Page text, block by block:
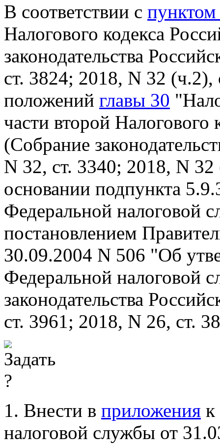
В соответствии с пунктом
Налогового кодекса
законодательства
ст. 3824; 2018, N 32 (ч.2),
положений главы 30
части второй
(Собрание
N 32, ст. 3340; 2018, N
основании подпункта
Федеральной налоговой
постановлением
30.09.2004 N 506 "Об
Федеральной налоговой
законодательства
ст. 3961; 2018, N 26, ст.
1. Внести в приложения к
налоговой службы от